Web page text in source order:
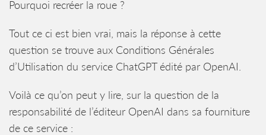
Pourquoi recréer la roue ?
Tout ce ci est bien vrai, mais la réponse à cette
question se trouve aux Conditions Générales
d’Utilisation du service ChatGPT édité par OpenAI.
Voilà ce qu’on peut y lire, sur la question de la
responsabilité de l’éditeur OpenAI dans sa fourniture
de ce service :